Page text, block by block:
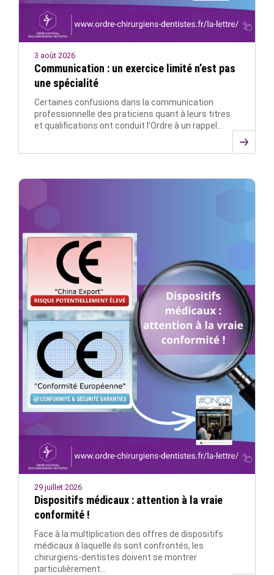
3 août 2026
Communication : un exercice limité n’est pas
une spécialité
Certaines confusions dans la communication
professionnelle des praticiens quant à leurs titres
et qualifications ont conduit l’Ordre à un rappel…
29 juillet 2026
Dispositifs médicaux : attention à la vraie
conformité !
Face à la multiplication des offres de dispositifs
médicaux à laquelle ils sont confrontés, les
chirurgiens-dentistes doivent se montrer
particulièrement…